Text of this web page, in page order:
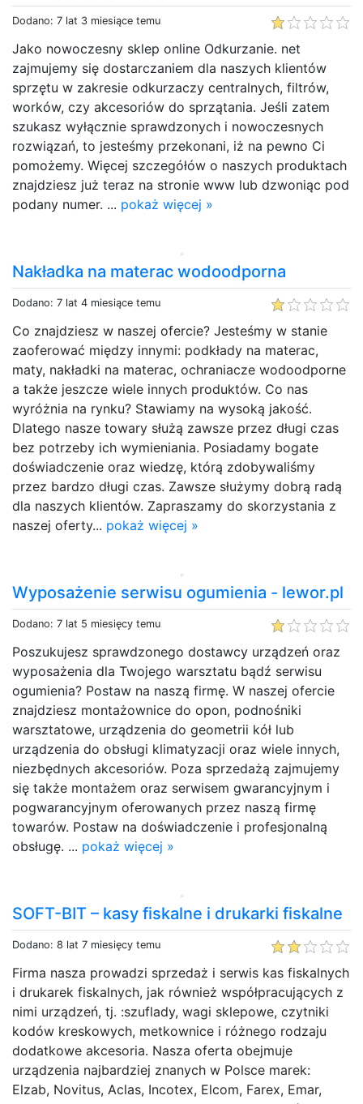
Dodano: 7 lat 3 miesiące temu
Jako nowoczesny sklep online Odkurzanie. net
zajmujemy się dostarczaniem dla naszych klientów
sprzętu w zakresie odkurzaczy centralnych, filtrów,
worków, czy akcesoriów do sprzątania. Jeśli zatem
szukasz wyłącznie sprawdzonych i nowoczesnych
rozwiązań, to jesteśmy przekonani, iż na pewno Ci
pomożemy. Więcej szczegółów o naszych produktach
znajdziesz już teraz na stronie www lub dzwoniąc pod
podany numer. ... pokaż więcej »
Nakładka na materac wodoodporna
Dodano: 7 lat 4 miesiące temu
Co znajdziesz w naszej ofercie? Jesteśmy w stanie
zaoferować między innymi: podkłady na materac,
maty, nakładki na materac, ochraniacze wodoodporne
a także jeszcze wiele innych produktów. Co nas
wyróżnia na rynku? Stawiamy na wysoką jakość.
Dlatego nasze towary służą zawsze przez długi czas
bez potrzeby ich wymieniania. Posiadamy bogate
doświadczenie oraz wiedzę, którą zdobywaliśmy
przez bardzo długi czas. Zawsze służymy dobrą radą
dla naszych klientów. Zapraszamy do skorzystania z
naszej oferty... pokaż więcej »
Wyposażenie serwisu ogumienia - lewor.pl
Dodano: 7 lat 5 miesięcy temu
Poszukujesz sprawdzonego dostawcy urządzeń oraz
wyposażenia dla Twojego warsztatu bądź serwisu
ogumienia? Postaw na naszą firmę. W naszej ofercie
znajdziesz montażownice do opon, podnośniki
warsztatowe, urządzenia do geometrii kół lub
urządzenia do obsługi klimatyzacji oraz wiele innych,
niezbędnych akcesoriów. Poza sprzedażą zajmujemy
się także montażem oraz serwisem gwarancyjnym i
pogwarancyjnym oferowanych przez naszą firmę
towarów. Postaw na doświadczenie i profesjonalną
obsługę. ... pokaż więcej »
SOFT-BIT – kasy fiskalne i drukarki fiskalne
Dodano: 8 lat 7 miesięcy temu
Firma nasza prowadzi sprzedaż i serwis kas fiskalnych
i drukarek fiskalnych, jak również współpracujących z
nimi urządzeń, tj. :szuflady, wagi sklepowe, czytniki
kodów kreskowych, metkownice i różnego rodzaju
dodatkowe akcesoria. Nasza oferta obejmuje
urządzenia najbardziej znanych w Polsce marek:
Elzab, Novitus, Aclas, Incotex, Elcom, Farex, Emar,